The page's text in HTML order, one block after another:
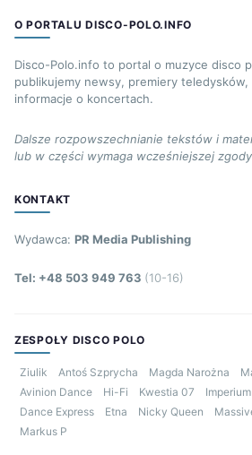
O PORTALU DISCO-POLO.INFO
Disco-Polo.info to portal o muzyce disco
publikujemy newsy, premiery
informacje o koncertach.
Dalsze rozpowszechnianie tekstów i
lub w części wymaga wcześniejszej
KONTAKT
Wydawca: PR Media Publishing
Tel: +48 503 949 763 (10-16)
ZESPOŁY DISCO POLO
Ziulik Antoś Szprycha Magda Narożna
Avinion Dance
Hi-Fi Kwestia 07 Imperium
Dance Express
Etna Nicky Queen
Markus P